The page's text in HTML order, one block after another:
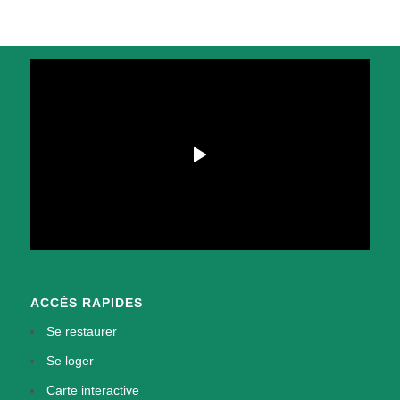
ACCÈS RAPIDES
Se restaurer
Se loger
Carte interactive